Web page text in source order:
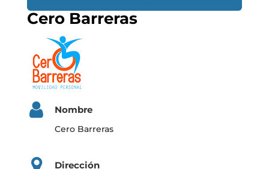
Cero Barreras
Nombre
Cero Barreras
Dirección